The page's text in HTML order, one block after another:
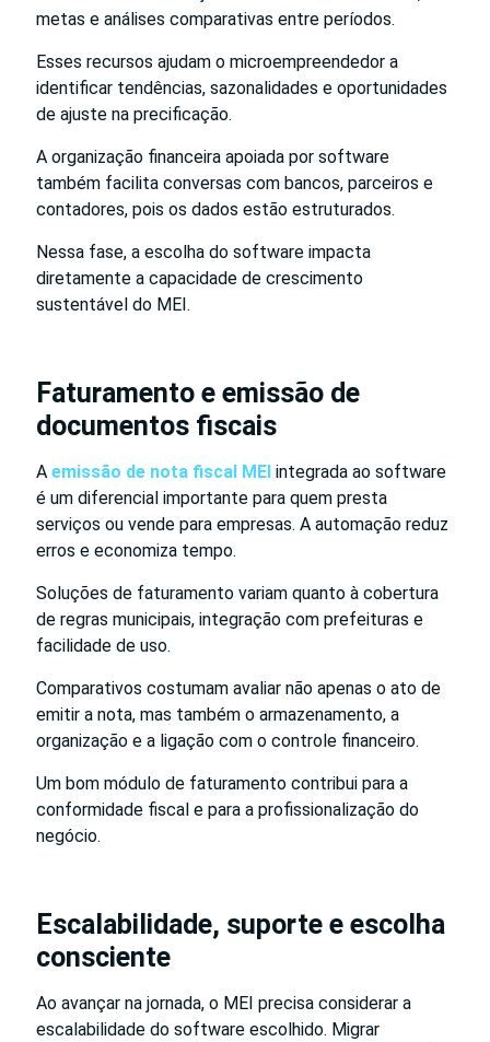
metas e análises comparativas entre períodos.
Esses recursos ajudam o microempreendedor a
identificar tendências, sazonalidades e oportunidades
de ajuste na precificação.
A organização financeira apoiada por software
também facilita conversas com bancos, parceiros e
contadores, pois os dados estão estruturados.
Nessa fase, a escolha do software impacta
diretamente a capacidade de crescimento
sustentável do MEI.
Faturamento e emissão de
documentos fiscais
A emissão de nota fiscal MEI integrada ao software
é um diferencial importante para quem presta
serviços ou vende para empresas. A automação reduz
erros e economiza tempo.
Soluções de faturamento variam quanto à cobertura
de regras municipais, integração com prefeituras e
facilidade de uso.
Comparativos costumam avaliar não apenas o ato de
emitir a nota, mas também o armazenamento, a
organização e a ligação com o controle financeiro.
Um bom módulo de faturamento contribui para a
conformidade fiscal e para a profissionalização do
negócio.
Escalabilidade, suporte e escolha
consciente
Ao avançar na jornada, o MEI precisa considerar a
escalabilidade do software escolhido. Migrar